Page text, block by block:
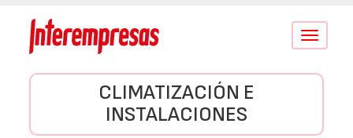
Conmutar
CLIMATIZACIÓN E
INSTALACIONES